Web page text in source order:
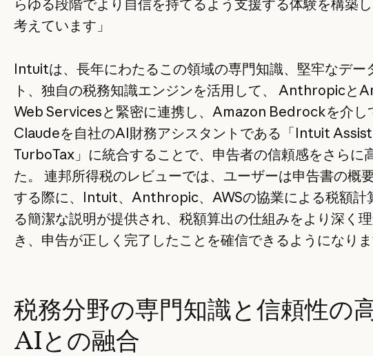
らゆる段階でより自信を持てるよう支援する体験を構築
考えています」
Intuitは、長年にわたるこの領域の専門知識、堅牢なデー
ト、独自の税務知識エンジンを活用して、 Anthropicと
Web Servicesと緊密に連携し、Amazon Bedrockを介し
Claudeを自社のAI財務アシスタントである「Intuit
TurboTax」に統合することで、申告者の信頼感をさらに
た。 連邦所得税のレビューでは、ユーザーは申告書の概
する際に、Intuit、Anthropic、AWSの協業による税額計
る簡潔な説明が提供され、税額算出の仕組みをより深く
き、申告が正しく完了したことを確信できるようになり
税務分野の専門知識と信頼性の
AIとの融合